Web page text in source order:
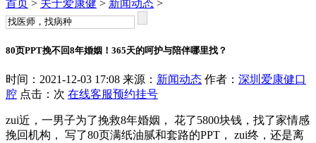
首页 > 关于爱康健 > 新闻动态 >
80页PPT挽不回8年婚姻！365天的呵护与陪伴哪里找？
时间：2021-12-03 17:08 来源： 新闻动态 作者： 深圳爱康健口
腔 点击： 次 在线客服预约挂号
zui近，一男子为了挽救8年婚姻， 花了5800块钱，找了家情感
挽回机构， 写了80页满纸油腻和套路的PPT， zui终，还是离